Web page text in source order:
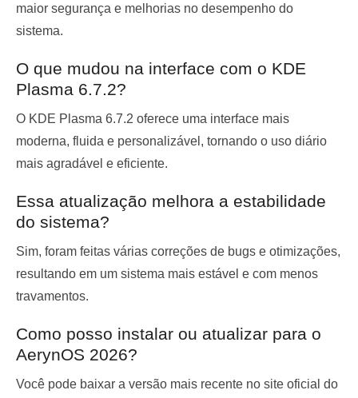
maior segurança e melhorias no desempenho do
sistema.
O que mudou na interface com o KDE
Plasma 6.7.2?
O KDE Plasma 6.7.2 oferece uma interface mais
moderna, fluida e personalizável, tornando o uso diário
mais agradável e eficiente.
Essa atualização melhora a estabilidade
do sistema?
Sim, foram feitas várias correções de bugs e otimizações,
resultando em um sistema mais estável e com menos
travamentos.
Como posso instalar ou atualizar para o
AerynOS 2026?
Você pode baixar a versão mais recente no site oficial do